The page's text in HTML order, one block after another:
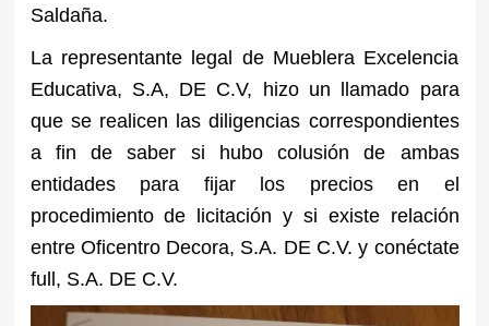
Saldaña.
La representante legal de Mueblera Excelencia
Educativa, S.A, DE C.V, hizo un llamado para
que se realicen las diligencias correspondientes
a fin de saber si hubo colusión de ambas
entidades para fijar los precios en el
procedimiento de licitación y si existe relación
entre Oficentro Decora, S.A. DE C.V. y conéctate
full, S.A. DE C.V.